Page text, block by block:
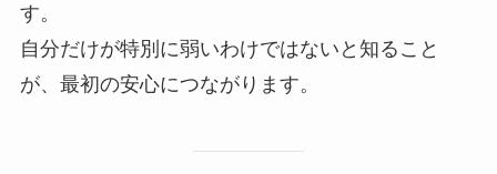
す。
自分だけが特別に弱いわけではないと知ること
が、最初の安心につながります。